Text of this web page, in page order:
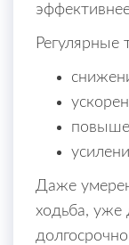
Регулярные
Даже
ходьба, уже